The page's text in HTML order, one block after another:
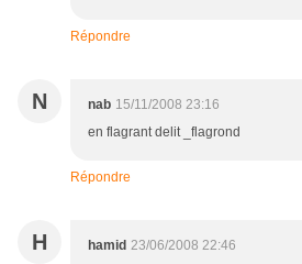
Répondre
N nab 15/11/2008 23:16
en flagrant delit _flagrond
Répondre
H hamid 23/06/2008 22:46